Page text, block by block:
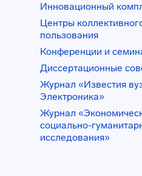
Инновационный
Центры
пользования
Конференции и
Диссертационные
Журнал «Известия
Электроника»
Журнал
социально-
исследования»